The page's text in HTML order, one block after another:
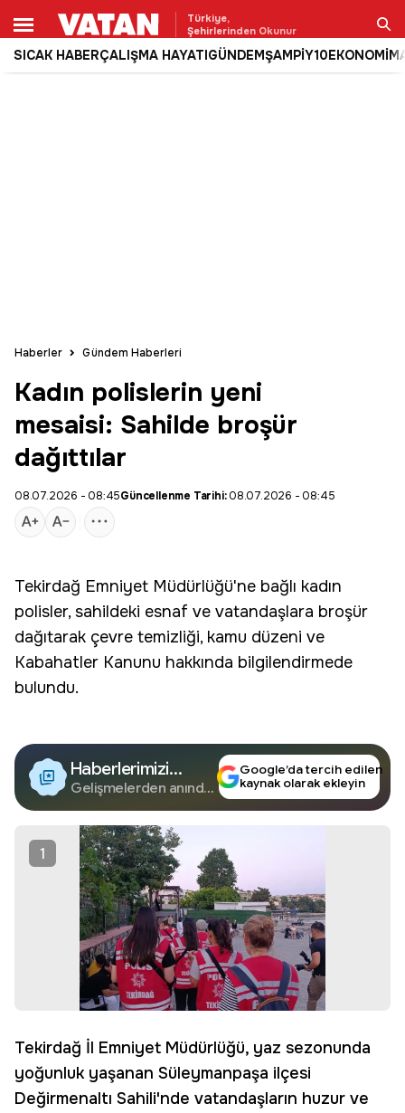
Türkiye,
Şehirlerinden Okunur
SICAK HABERÇALIŞMA HAYATIGÜNDEMŞAMPİY10EKONOMİ
Ara
Haberler Gündem Haberleri
Kadın polislerin yeni
mesaisi: Sahilde broşür
dağıttılar
08.07.2026 - 08:45Güncellenme Tarihi:08.07.2026 - 08:45
Tekirdağ Emniyet Müdürlüğü'ne bağlı kadın
polisler, sahildeki esnaf ve vatandaşlara broşür
dağıtarak çevre temizliği, kamu düzeni ve
Kabahatler Kanunu hakkında bilgilendirmede
bulundu.
Haberlerimizi
Google'da Takip
Edin
Gelişmelerden anında
Google’da tercih edilen
kaynak olarak ekleyin
1
Tekirdağ İl Emniyet Müdürlüğü, yaz sezonunda
yoğunluk yaşanan Süleymanpaşa ilçesi
Değirmenaltı Sahili'nde vatandaşların huzur ve